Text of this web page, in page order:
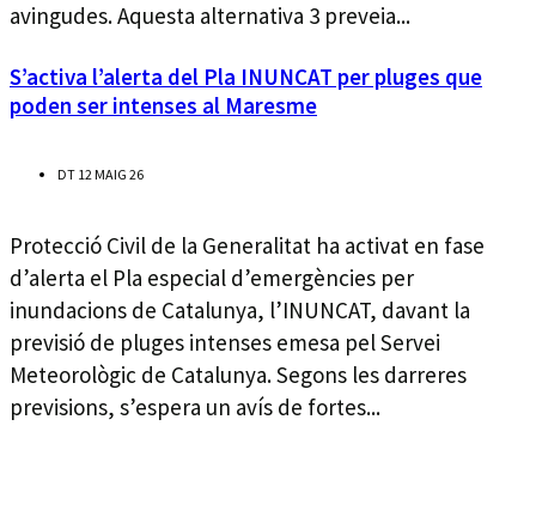
avingudes. Aquesta alternativa 3 preveia...
S’activa l’alerta del Pla INUNCAT per pluges que
poden ser intenses al Maresme
DT 12 MAIG 26
Protecció Civil de la Generalitat ha activat en fase
d’alerta el Pla especial d’emergències per
inundacions de Catalunya, l’INUNCAT, davant la
previsió de pluges intenses emesa pel Servei
Meteorològic de Catalunya. Segons les darreres
previsions, s’espera un avís de fortes...